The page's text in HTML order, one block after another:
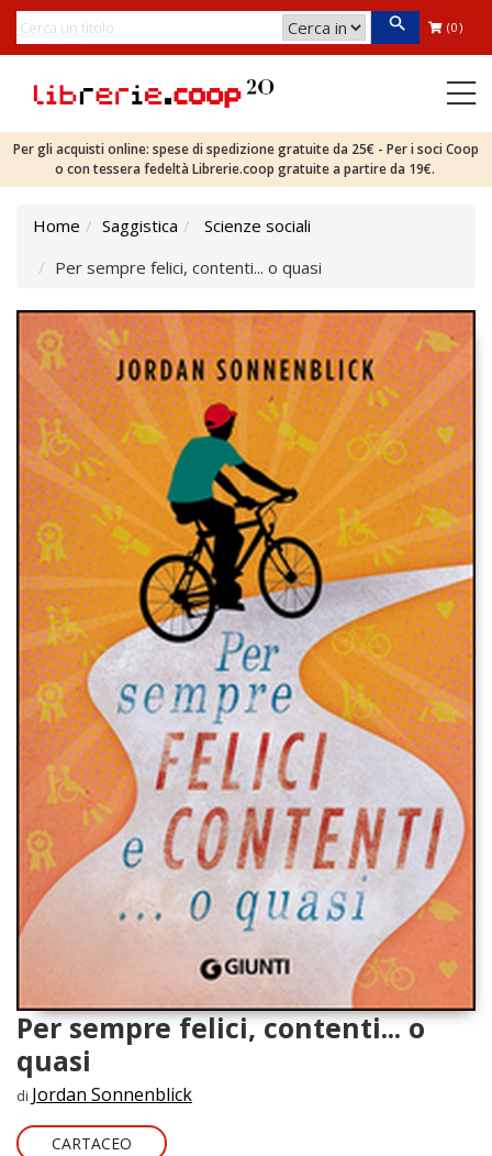
(0)
Per gli acquisti online: spese di spedizione gratuite da 25€ - Per i soci Coop
o con tessera fedeltà Librerie.coop gratuite a partire da 19€.
Home Saggistica
Scienze sociali
Per sempre felici, contenti... o quasi
Per sempre felici, contenti... o
quasi
di Jordan Sonnenblick
CARTACEO